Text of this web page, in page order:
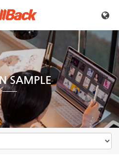
SAMPLE